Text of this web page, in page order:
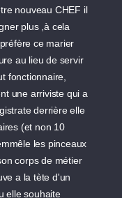
nouveau CHEF il
plus ,à cela
ce marier
au lieu de servir
fonctionnaire,
une arriviste qui a
derrière elle
(et non 10
les pinceaux
corps de métier
a la tète d'un
elle souhaite